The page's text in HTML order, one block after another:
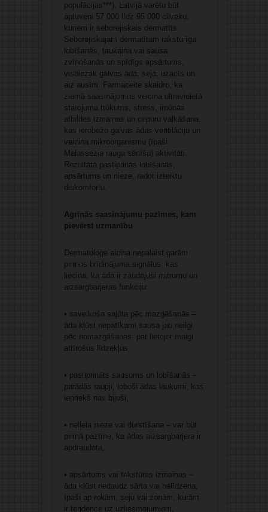
populācijas***), Latvijā varētu būt
aptuveni 57 000 līdz 95 000 cilvēku,
kuriem ir seborejiskais dermatīts.
Seborejiskajam dermatītam raksturīga
lobīšanās, taukaina vai sausa
zvīņošanās un spīdīgs apsārtums,
visbiežāk galvas ādā, sejā, uzacīs un
aiz ausīm. Farmaceite skaidro, ka
ziemā saasinājumus veicina ultravioletā
starojuma trūkums, stress, imūnās
atbildes izmaiņas un cepuru valkāšana,
kas ierobežo galvas ādas ventilāciju un
veicina mikroorganismu (īpaši
Malassezia rauga sēnīšu) aktivitāti.
Rezultātā pastiprinās lobīšanās,
apsārtums un nieze, radot izteiktu
diskomfortu.
Agrīnās saasinājumu pazīmes, kam
pievērst uzmanību
Dermatoloģe aicina nepalaist garām
pirmos brīdinājuma signālus, kas
liecina, ka āda ir zaudējusi mitrumu un
aizsargbarjeras funkciju:
• savelkoša sajūta pēc mazgāšanās –
āda kļūst nepatīkami sausa jau neilgi
pēc nomazgāšanas, pat lietojot maigi
attīrošus līdzekļus,
• pastiprināts sausums un lobīšanās –
parādās raupji, loboši ādas laukumi, kas
iepriekš nav bijuši,
• neliela nieze vai durstīšana – var būt
pirmā pazīme, ka ādas aizsargbarjera ir
apdraudēta,
• apsārtums vai tekstūras izmaiņas –
āda kļūst nedaudz sārta vai nelīdzena,
īpaši ap rokām, seju vai zonām, kurām
ir tendence uz uzliesmojumiem,